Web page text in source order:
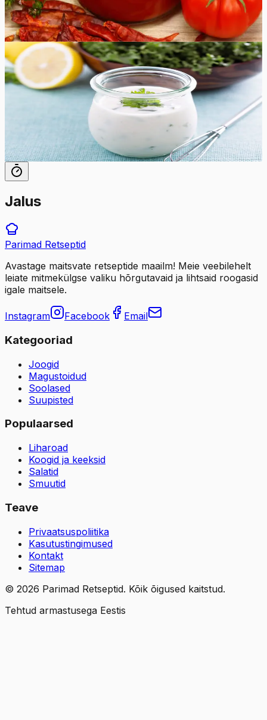
80min
32tk
Lihtne
4.8Hinnang:(8)
Ranch kaste
Täiuslikult vürtsikas ja kreemjas kodune Ranch kaste
maitseb paremini kui ükskõik milline poest ostetud kaste.
24 tk
Jalus
Parimad Retseptid
Avastage maitsvate retseptide maailm! Meie veebilehelt
leiate mitmekülgse valiku hõrgutavaid ja lihtsaid roogasid
igale maitsele.
Instagram Facebook Email
Kategooriad
Joogid
Magustoidud
Soolased
Suupisted
Populaarsed
Liharoad
Koogid ja keeksid
Salatid
Smuutid
Teave
Privaatsuspoliitika
Kasutustingimused
Kontakt
Sitemap
© 2026 Parimad Retseptid. Kõik õigused kaitstud.
Tehtud armastusega Eestis